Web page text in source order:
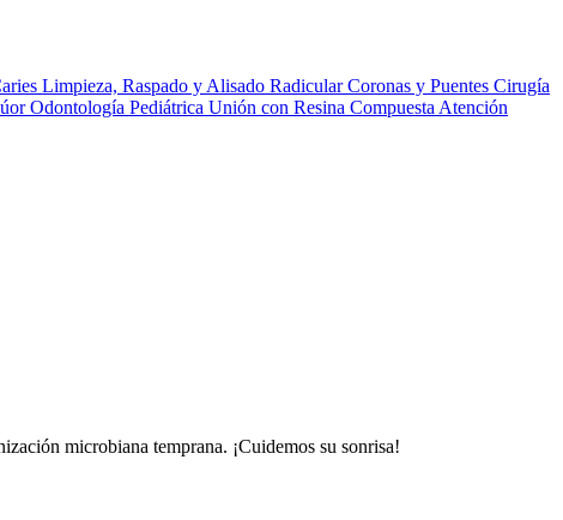
Limpieza, Raspado y Alisado RadicularCoronas y Puentes Cirugía
Odontología Pediátrica Unión con Resina Compuesta Atención
microbiana temprana. ¡Cuidemos su sonrisa!